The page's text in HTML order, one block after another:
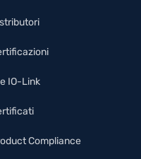
IO-Link
Compliance